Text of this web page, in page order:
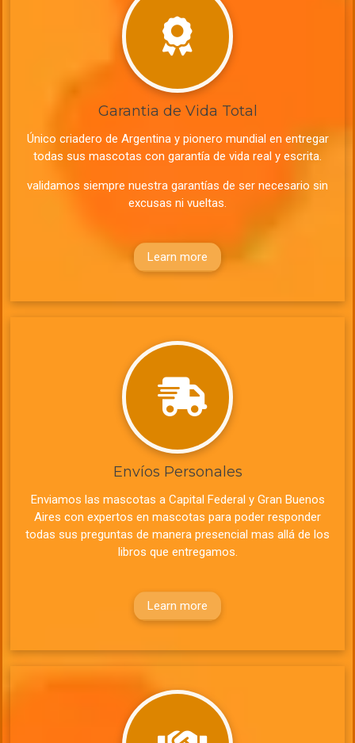
Garantia de Vida Total
Único criadero de Argentina y pionero mundial en entregar
todas sus mascotas con garantía de vida real y escrita.
validamos siempre nuestra garantías de ser necesario sin
excusas ni vueltas.
Learn more
Envíos Personales
Enviamos las mascotas a Capital Federal y Gran Buenos
Aires con expertos en mascotas para poder responder
todas sus preguntas de manera presencial mas allá de los
libros que entregamos.
Learn more